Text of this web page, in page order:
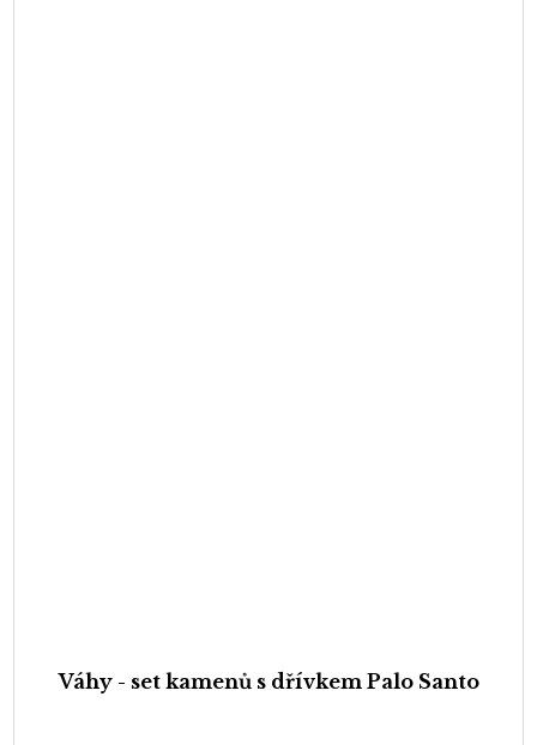
Váhy - set kamenů s dřívkem Palo Santo